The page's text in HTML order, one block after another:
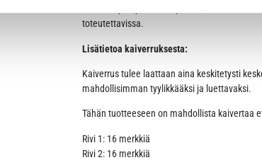
Otamme yhteyttä sähköpostitse, mikäli
toteutettavissa.
Lisätietoa kaiverruksesta:
Kaiverrus tulee laattaan aina keskitetysti
mahdollisimman tyylikkääksi ja luettavaksi.
Tähän tuotteeseen on mahdollista kaivertaa
Rivi 1: 16 merkkiä
Rivi 2: 16 merkkiä